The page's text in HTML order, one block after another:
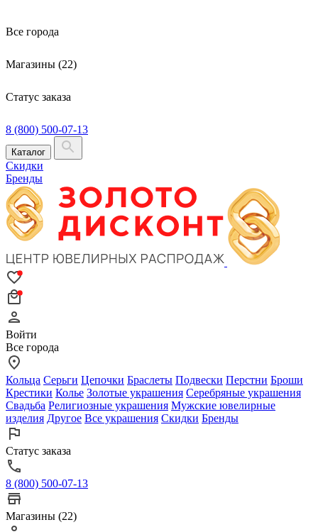
Все города
Магазины (22)
Статус заказа
8 (800) 500-07-13
Каталог
Скидки
Бренды
Войти
Все города
Кольца Серьги Цепочки Браслеты Подвески Перстни Броши
Крестики Колье Золотые украшения Серебряные украшения
Свадьба Религиозные украшения Мужские ювелирные
изделия Другое Все украшения Скидки Бренды
Статус заказа
8 (800) 500-07-13
Магазины (22)